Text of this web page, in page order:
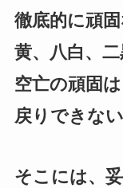
徹底的に頑
黄、八白、
空亡の頑固
戻りできな
そこには、